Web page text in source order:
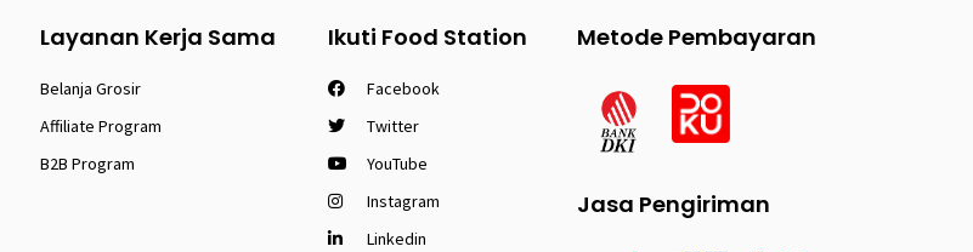
Layanan Kerja Sama
Belanja Grosir
Affiliate Program
B2B Program
Ikuti Food Station
Facebook
Twitter
YouTube
Instagram
Linkedin
Metode Pembayaran
Jasa Pengiriman